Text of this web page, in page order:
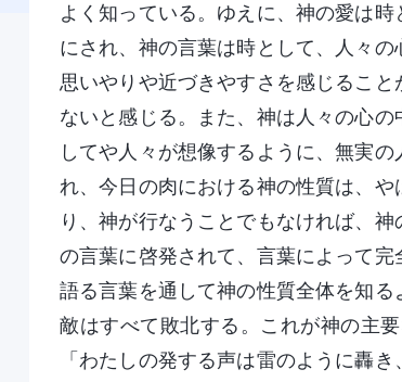
よく知っている。ゆえに、神の愛は
にされ、神の言葉は時として、人々
思いやりや近づきやすさを感じるこ
ないと感じる。また、神は人々の心
してや人々が想像するように、無実
れ、今日の肉における神の性質は、
り、神が行なうことでもなければ、
の言葉に啓発されて、言葉によって
語る言葉を通して神の性質全体を知
敵はすべて敗北する。これが神の主
「わたしの発する声は雷のように轟